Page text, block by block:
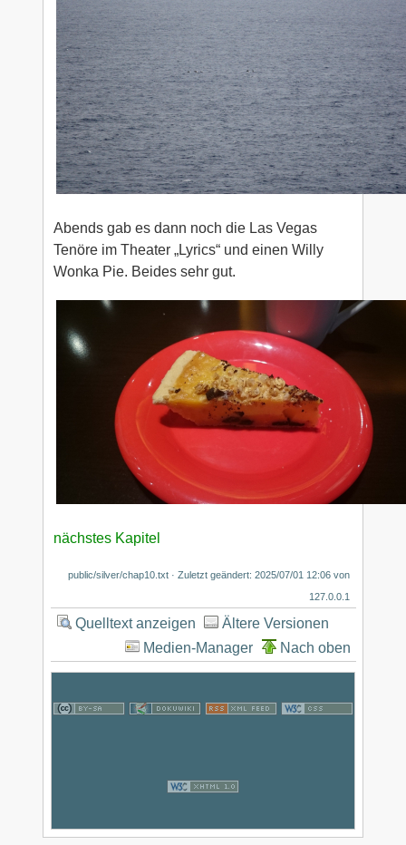
Abends gab es dann noch die Las Vegas
Tenöre im Theater „Lyrics“ und einen Willy
Wonka Pie. Beides sehr gut.
nächstes Kapitel
public/silver/chap10.txt · Zuletzt geändert:2025/07/01 12:06 von
127.0.0.1
Quelltext anzeigen
Ältere Versionen
Medien-Manager
Nach oben